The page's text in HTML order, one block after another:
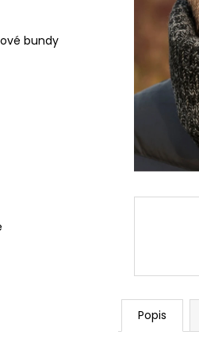
bundy
Popis
A TALIANSKA
SÚPRAVA